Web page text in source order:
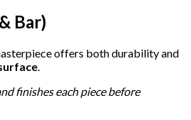
Bar)
offers both durability and
.
finishes each piece before